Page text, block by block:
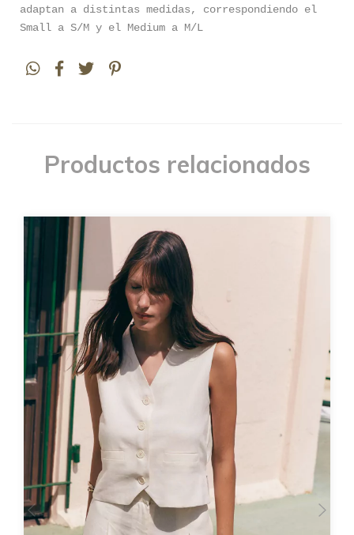
adaptan a distintas medidas, correspondiendo el
Small a S/M y el Medium a M/L
Productos relacionados